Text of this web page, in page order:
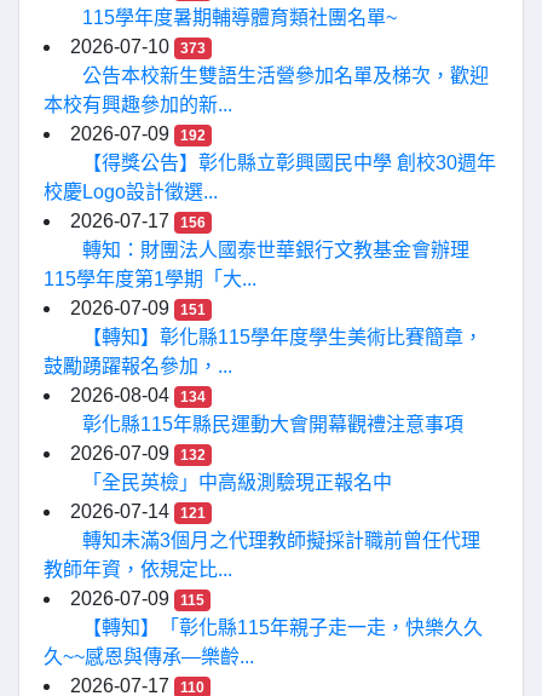
115學年度暑期輔導體育類社團名單~
2026-07-10
373
公告本校新生雙語生活營參加名單及梯次，歡迎
本校有興趣參加的新...
2026-07-09
192
【得獎公告】彰化縣立彰興國民中學 創校30週年
校慶Logo設計徵選...
2026-07-17
156
轉知：財團法人國泰世華銀行文教基金會辦理
115學年度第1學期「大...
2026-07-09
151
【轉知】彰化縣115學年度學生美術比賽簡章，
鼓勵踴躍報名參加，...
2026-08-04
134
彰化縣115年縣民運動大會開幕觀禮注意事項
2026-07-09
132
「全民英檢」中高級測驗現正報名中
2026-07-14
121
轉知未滿3個月之代理教師擬採計職前曾任代理
教師年資，依規定比...
2026-07-09
115
【轉知】「彰化縣115年親子走一走，快樂久久
久~~感恩與傳承—樂齡...
2026-07-17
110